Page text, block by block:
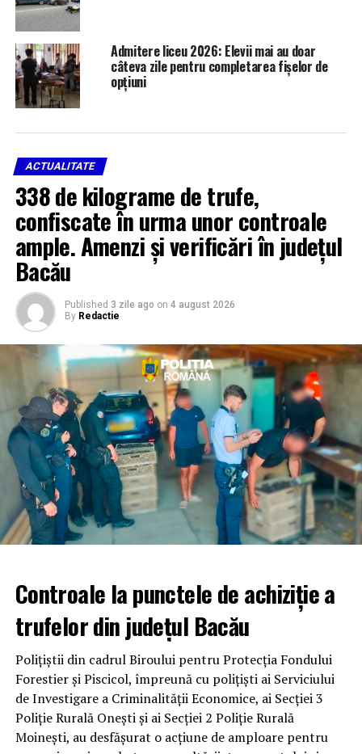
Admitere liceu 2026: Elevii mai au doar
câteva zile pentru completarea fișelor de
opțiuni
ACTUALITATE
338 de kilograme de trufe,
confiscate în urma unor controale
ample. Amenzi și verificări în județul
Bacău
Published 3 zile ago on 4 august 2026
By Redactie
Controale la punctele de achiziție a
trufelor din județul Bacău
Polițiștii din cadrul Biroului pentru Protecția Fondului
Forestier și Piscicol, împreună cu polițiști ai Serviciului
de Investigare a Criminalității Economice, ai Secției 3
Poliție Rurală Onești și ai Secției 2 Poliție Rurală
Moinești, au desfășurat o acțiune de amploare pentru